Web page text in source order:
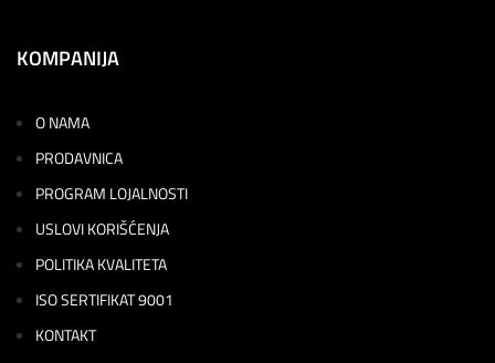
KOMPANIJA
O NAMA
PRODAVNICA
PROGRAM LOJALNOSTI
USLOVI KORIŠĆENJA
POLITIKA KVALITETA
ISO SERTIFIKAT 9001
KONTAKT